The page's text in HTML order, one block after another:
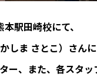
駅田崎校にて、
しま さとこ）さん
ー、また、各スタ